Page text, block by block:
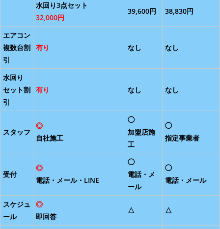
水回り3点セット
32,000円
39,600円 38,830円
エアコン
複数台割
引
有り なし なし
水回り
セット割
引
有り なし なし
スタッフ
◎
自社施工
◯
加盟店施
工
◯
指定事業者
受付
◎
電話・メール・LINE
◯
電話・メ
ール
◯
電話・メール
スケジュ
ール
◎
即回答
△ △